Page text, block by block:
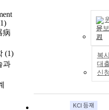
病
(1)
과
문보
기
복
대
신